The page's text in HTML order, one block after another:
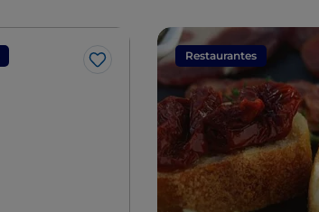
Me gusta
Restaurantes